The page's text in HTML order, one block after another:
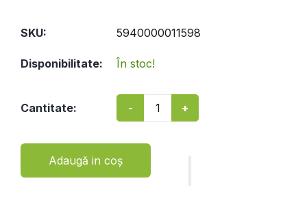
SKU: 5940000011598
Disponibilitate: În stoc!
Cantitate: - +
Adaugă in coş